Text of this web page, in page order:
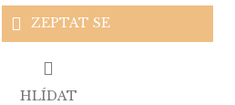
ZEPTAT SE
HLÍDAT